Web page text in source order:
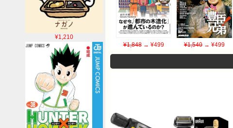
¥1,210
¥1,848→ ¥499 ¥1,540 → ¥499